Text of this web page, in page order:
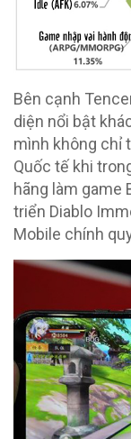
Bên cạnh
diện nổi bật
mình không chỉ
Quốc tế khi
hãng làm game
triển Diablo
Mobile chính